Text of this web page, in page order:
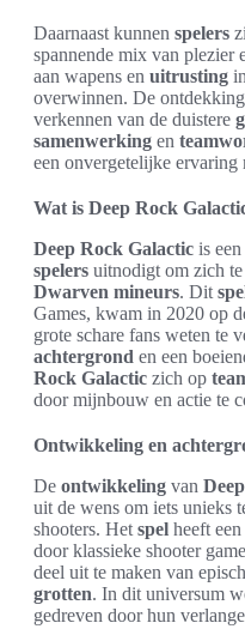
Daarnaast kunnen spelers
spannende mix van plezier
aan wapens en uitrusting
overwinnen. De
verkennen van de duistere
samenwerking en
een onvergetelijke ervaring
Wat is Deep Rock
Deep Rock Galactic is
spelers uitnodigt om zich
Dwarven mineurs. Dit
Games, kwam in 2020 op
grote schare fans weten te
achtergrond en een
Rock Galactic zich op
door mijnbouw en actie te
Ontwikkeling en
De ontwikkeling van
uit de wens om iets unieks
shooters. Het spel heeft
door klassieke shooter
deel uit te maken van
grotten. In dit universum
gedreven door hun